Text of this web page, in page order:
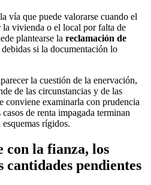
vía que puede valorarse cuando el
la vivienda o el local por falta de
plantearse la reclamación de
si la documentación lo
la cuestión de la enervación,
de las circunstancias y de las
conviene examinarla con prudencia
de renta impagada terminan
rígidos.
con la fianza, los
pendientes